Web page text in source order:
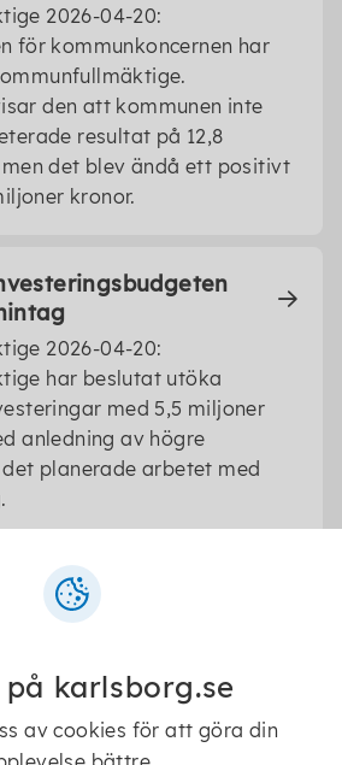
2026-04-20:
för kommunkoncernen har
den att kommunen inte
resultat på 12,8
det blev ändå ett positivt
kronor.
2026-04-20:
har beslutat utöka
med 5,5 miljoner
anledning av högre
planerade arbetet med
Ung Omsorg
har beslutat anslå 340
Omsorg. Det handlar om
för personer som bor på
karlsborg.se
av cookies för att göra din